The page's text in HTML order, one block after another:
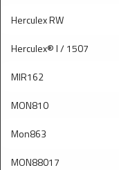
Herculex RW
Herculex® I / 1507
MIR162
MON810
Mon863
MON88017